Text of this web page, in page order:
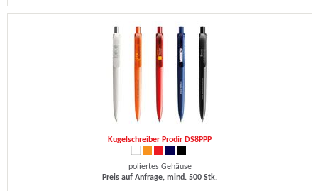
Kugelschreiber Prodir DS8PPP
poliertes Gehäuse
Preis auf Anfrage, mind. 500 Stk.